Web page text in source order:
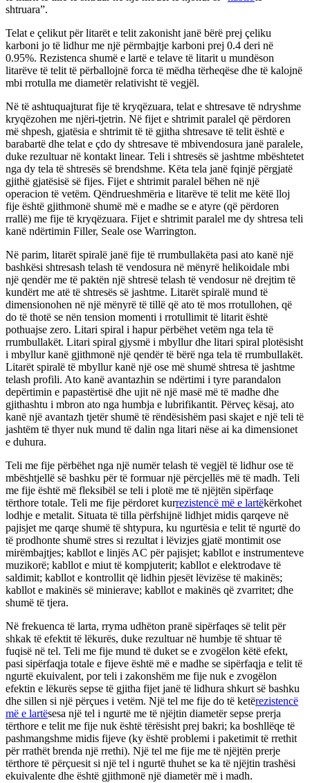
shtruara”.
Telat e çelikut për litarët e telit zakonisht janë bërë prej çeliku
karboni jo të lidhur me një përmbajtje karboni prej 0.4 deri në
0.95%. Rezistenca shumë e lartë e telave të litarit u mundëson
litarëve të telit të përballojnë forca të mëdha tërheqëse dhe të kalojnë
mbi rrotulla me diametër relativisht të vegjël.
Në të ashtuquajturat fije të kryqëzuara, telat e shtresave të ndryshme
kryqëzohen me njëri-tjetrin. Në fijet e shtrimit paralel që përdoren
më shpesh, gjatësia e shtrimit të të gjitha shtresave të telit është e
barabartë dhe telat e çdo dy shtresave të mbivendosura janë paralele,
duke rezultuar në kontakt linear. Teli i shtresës së jashtme mbështetet
nga dy tela të shtresës së brendshme. Këta tela janë fqinjë përgjatë
gjithë gjatësisë së fijes. Fijet e shtrimit paralel bëhen në një
operacion të vetëm. Qëndrueshmëria e litarëve të telit me këtë lloj
fije është gjithmonë shumë më e madhe se e atyre (që përdoren
rrallë) me fije të kryqëzuara. Fijet e shtrimit paralel me dy shtresa teli
kanë ndërtimin Filler, Seale ose Warrington.
Në parim, litarët spiralë janë fije të rrumbullakëta pasi ato kanë një
bashkësi shtresash telash të vendosura në mënyrë helikoidale mbi
një qendër me të paktën një shtresë telash të vendosur në drejtim të
kundërt me atë të shtresës së jashtme. Litarët spiralë mund të
dimensionohen në një mënyrë të tillë që ato të mos rrotullohen, që
do të thotë se nën tension momenti i rrotullimit të litarit është
pothuajse zero. Litari spiral i hapur përbëhet vetëm nga tela të
rrumbullakët. Litari spiral gjysmë i mbyllur dhe litari spiral plotësisht
i mbyllur kanë gjithmonë një qendër të bërë nga tela të rrumbullakët.
Litarët spiralë të mbyllur kanë një ose më shumë shtresa të jashtme
telash profili. Ato kanë avantazhin se ndërtimi i tyre parandalon
depërtimin e papastërtisë dhe ujit në një masë më të madhe dhe
gjithashtu i mbron ato nga humbja e lubrifikantit. Përveç kësaj, ato
kanë një avantazh tjetër shumë të rëndësishëm pasi skajet e një teli të
jashtëm të thyer nuk mund të dalin nga litari nëse ai ka dimensionet
e duhura.
Teli me fije përbëhet nga një numër telash të vegjël të lidhur ose të
mbështjellë së bashku për të formuar një përcjellës më të madh. Teli
me fije është më fleksibël se teli i plotë me të njëjtën sipërfaqe
tërthore totale. Teli me fije përdoret kurrezistencë më e lartëkërkohet
lodhje e metalit. Situata të tilla përfshijnë lidhjet midis qarqeve në
pajisjet me qarqe shumë të shtypura, ku ngurtësia e telit të ngurtë do
të prodhonte shumë stres si rezultat i lëvizjes gjatë montimit ose
mirëmbajtjes; kabllot e linjës AC për pajisjet; kabllot e instrumenteve
muzikorë; kabllot e miut të kompjuterit; kabllot e elektrodave të
saldimit; kabllot e kontrollit që lidhin pjesët lëvizëse të makinës;
kabllot e makinës së minierave; kabllot e makinës që zvarritet; dhe
shumë të tjera.
Në frekuenca të larta, rryma udhëton pranë sipërfaqes së telit për
shkak të efektit të lëkurës, duke rezultuar në humbje të shtuar të
fuqisë në tel. Teli me fije mund të duket se e zvogëlon këtë efekt,
pasi sipërfaqja totale e fijeve është më e madhe se sipërfaqja e telit të
ngurtë ekuivalent, por teli i zakonshëm me fije nuk e zvogëlon
efektin e lëkurës sepse të gjitha fijet janë të lidhura shkurt së bashku
dhe sillen si një përçues i vetëm. Një tel me fije do të ketërezistencë
më e lartësesa një tel i ngurtë me të njëjtin diametër sepse prerja
tërthore e telit me fije nuk është tërësisht prej bakri; ka boshllëqe të
pashmangshme midis fijeve (ky është problemi i paketimit të rrethit
për rrathët brenda një rrethi). Një tel me fije me të njëjtën prerje
tërthore të përçuesit si një tel i ngurtë thuhet se ka të njëjtin trashësi
ekuivalente dhe është gjithmonë një diametër më i madh.